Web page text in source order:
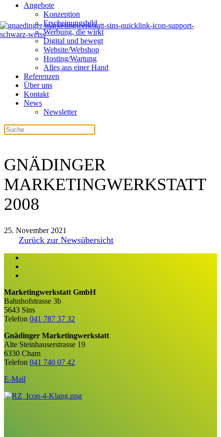
Angebote
Konzeption
Erscheinungsbild
Werbung, die wirkt
Digital und bewegt
Website/Webshop
Hosting/Wartung
Alles aus einer Hand
Referenzen
Über uns
Kontakt
News
Newsletter
GNÄDINGER
MARKETINGWERKSTATT
2008
25. November 2021
Zurück zur Newsübersicht
Marketingwerkstatt GmbH
Bahnhofstrasse 3b
5643 Sins
Telefon 041 787 37 32
Gnädinger Marketingwerkstatt
Alte Steinhauserstrasse 19
6330 Cham
Telefon 041 740 07 42
E-Mail